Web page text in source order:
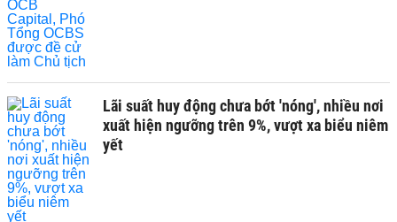
Lãi suất huy động chưa bớt 'nóng', nhiều nơi
xuất hiện ngưỡng trên 9%, vượt xa biểu niêm
yết